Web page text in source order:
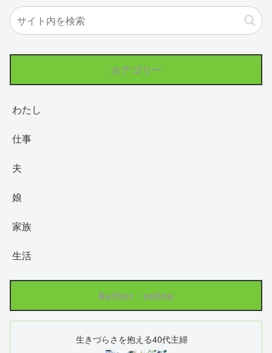
カテゴリー
わたし
仕事
夫
娘
家族
生活
Author : seline
生きづらさを抱える40代主婦